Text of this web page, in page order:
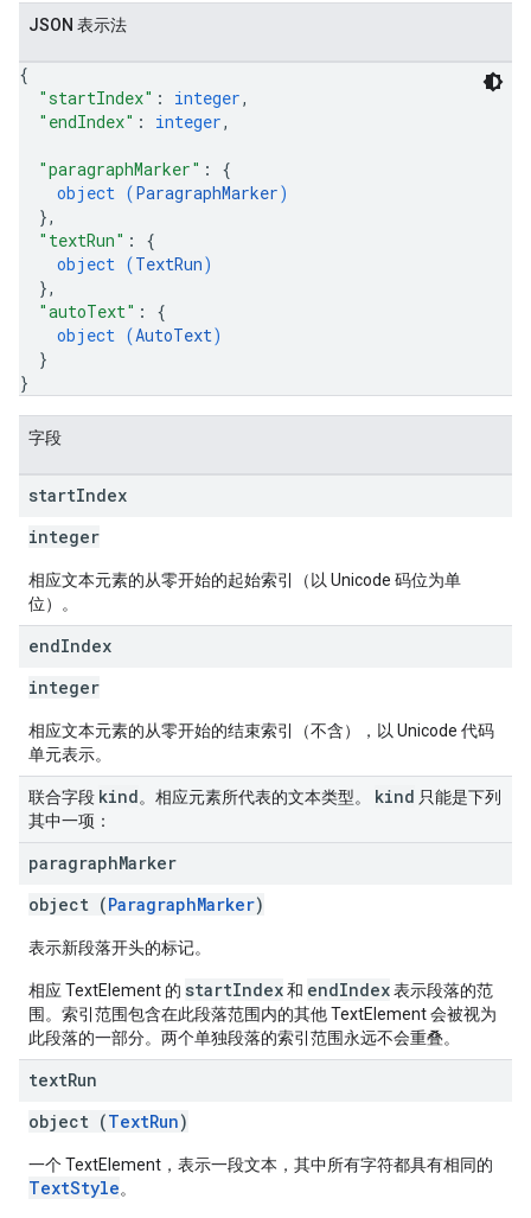
JSON 表示法
{
"startIndex" : integer,
"endIndex" : integer,
"paragraphMarker" : {
object (ParagraphMarker)
},
"textRun" : {
object (TextRun)
},
"autoText" : {
object (AutoText)
}
}
字段
startIndex
integer
相应文本元素的从零开始的起始索引（以 Unicode 码位为单
位）。
endIndex
integer
相应文本元素的从零开始的结束索引（不含），以 Unicode 代码
单元表示。
联合字段 kind。相应元素所代表的文本类型。 kind 只能是下列
其中一项：
paragraphMarker
object (ParagraphMarker)
表示新段落开头的标记。
相应 TextElement 的 startIndex和 endIndex表示段落的范
围。索引范围包含在此段落范围内的其他 TextElement 会被视为
此段落的一部分。两个单独段落的索引范围永远不会重叠。
textRun
object (TextRun)
一个 TextElement，表示一段文本，其中所有字符都具有相同的
TextStyle。